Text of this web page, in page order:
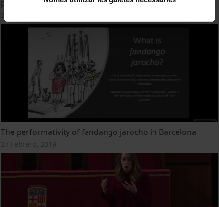
profiling of children
The performativity of fandango jarocho in Barcelona
27 Febrero, 2019